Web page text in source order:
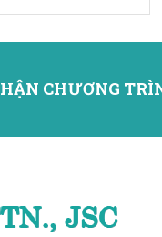
CHƯƠNG